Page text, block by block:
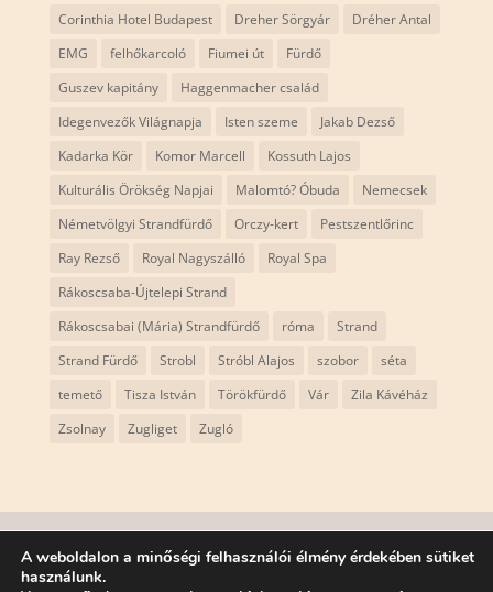
Corinthia Hotel Budapest
Dreher Sörgyár
Dréher Antal
EMG
felhőkarcoló Fiumei út
Fürdő
Guszev kapitány
Haggenmacher család
Idegenvezők Világnapja
Isten szeme
Jakab Dezső
Kadarka Kör
Komor Marcell
Kossuth Lajos
Kulturális Örökség Napjai
Malomtó? Óbuda
Nemecsek
Németvölgyi Strandfürdő
Orczy-kert
Pestszentlőrinc
Ray Rezső
Royal Nagyszálló
Royal Spa
Rákoscsaba-Újtelepi Strand
Rákoscsabai (Mária) Strandfürdő
róma
Strand
Strand Fürdő
Strobl Stróbl Alajos szobor
séta
temető
Tisza István Törökfürdő Vár
Zila Kávéház
Zsolnay
Zugliget Zugló
A weboldalon a minőségi felhasználói élmény érdekében sütiket
használunk.